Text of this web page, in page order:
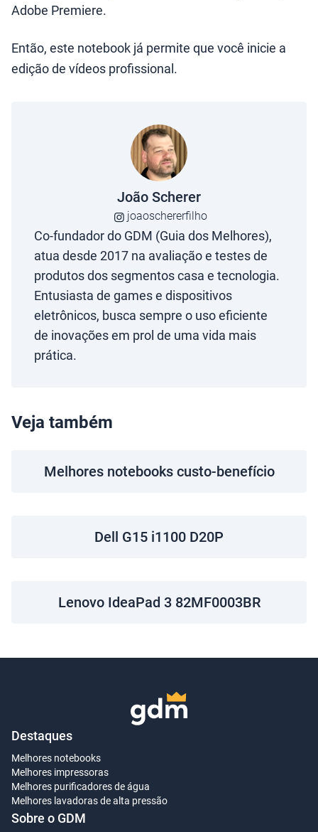
Adobe Premiere.
Então, este notebook já permite que você inicie a
edição de vídeos profissional.
João Scherer
joaoschererfilho
Co-fundador do GDM (Guia dos Melhores),
atua desde 2017 na avaliação e testes de
produtos dos segmentos casa e tecnologia.
Entusiasta de games e dispositivos
eletrônicos, busca sempre o uso eficiente
de inovações em prol de uma vida mais
prática.
Veja também
Melhores notebooks custo-benefício
Dell G15 i1100 D20P
Lenovo IdeaPad 3 82MF0003BR
Destaques
Melhores notebooks
Melhores impressoras
Melhores purificadores de água
Melhores lavadoras de alta pressão
Sobre o GDM